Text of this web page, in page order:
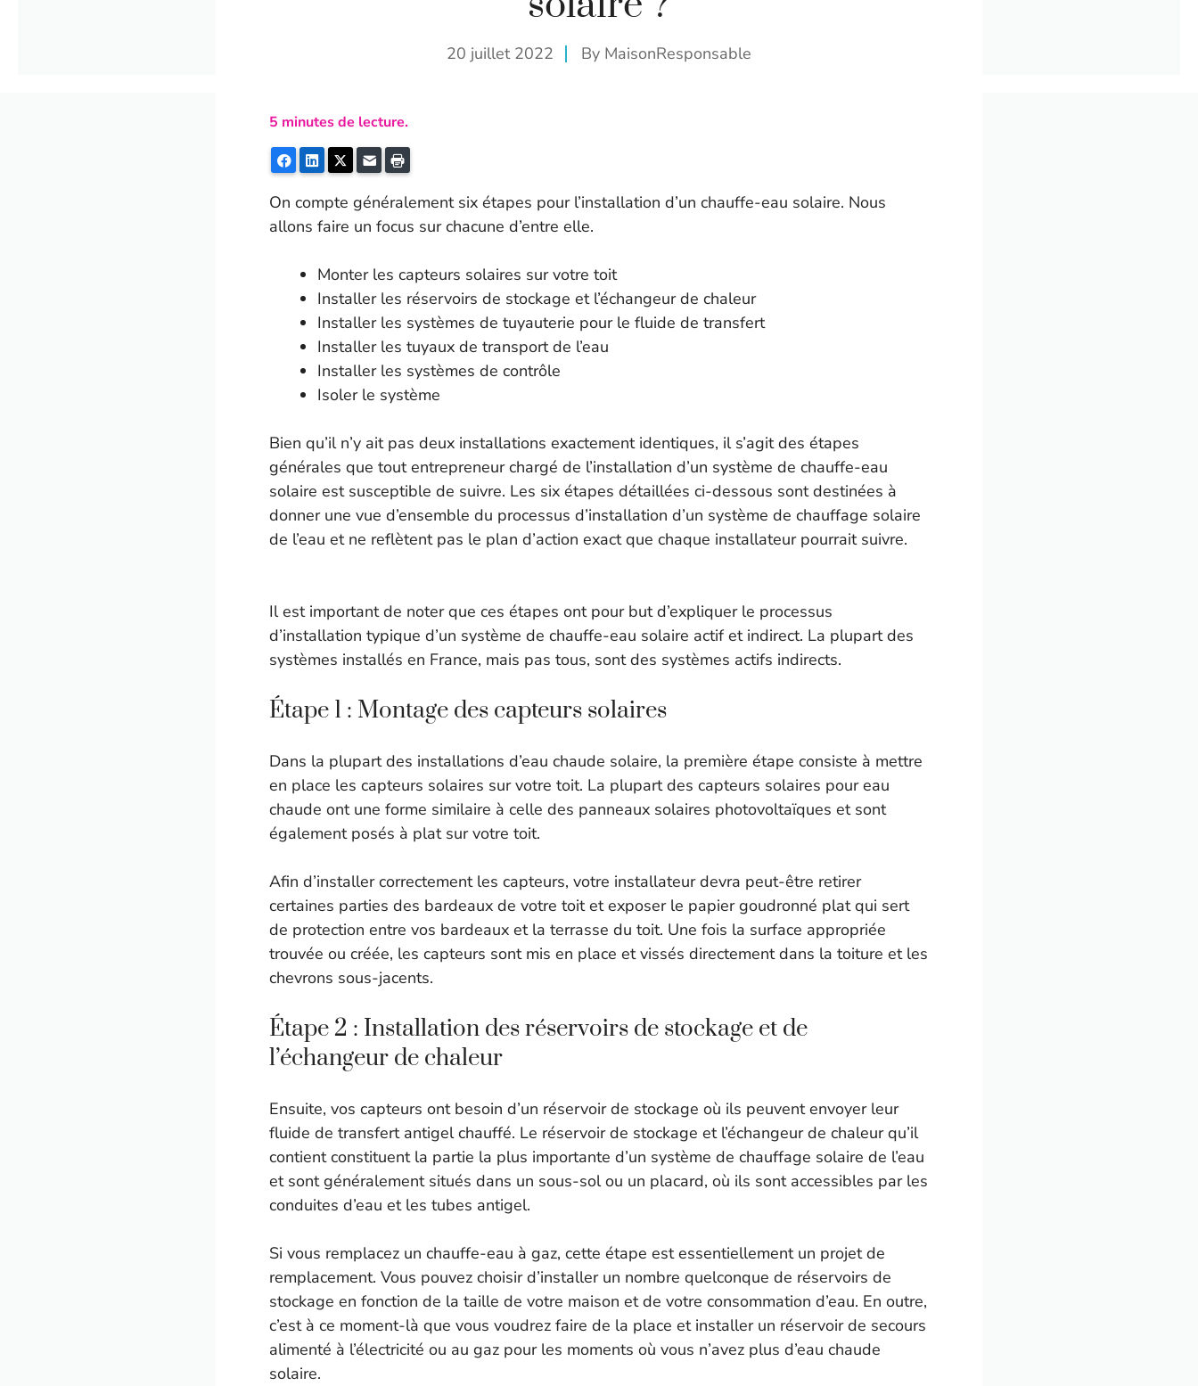
20 juillet 2022 By MaisonResponsable
5 minutes de lecture.
FacebookLinkedInTwitterE-mail
On compte généralement six étapes pour l’installation d’un chauffe-eau solaire. Nous
allons faire un focus sur chacune d’entre elle.
Monter les capteurs solaires sur votre toit
Installer les réservoirs de stockage et l’échangeur de chaleur
Installer les systèmes de tuyauterie pour le fluide de transfert
Installer les tuyaux de transport de l’eau
Installer les systèmes de contrôle
Isoler le système
Bien qu’il n’y ait pas deux installations exactement identiques, il s’agit des étapes
générales que tout entrepreneur chargé de l’installation d’un système de chauffe-eau
solaire est susceptible de suivre. Les six étapes détaillées ci-dessous sont destinées à
donner une vue d’ensemble du processus d’installation d’un système de chauffage solaire
de l’eau et ne reflètent pas le plan d’action exact que chaque installateur pourrait suivre.
Il est important de noter que ces étapes ont pour but d’expliquer le processus
d’installation typique d’un système de chauffe-eau solaire actif et indirect. La plupart des
systèmes installés en France, mais pas tous, sont des systèmes actifs indirects.
Étape 1 : Montage des capteurs solaires
Dans la plupart des installations d’eau chaude solaire, la première étape consiste à mettre
en place les capteurs solaires sur votre toit. La plupart des capteurs solaires pour eau
chaude ont une forme similaire à celle des panneaux solaires photovoltaïques et sont
également posés à plat sur votre toit.
Afin d’installer correctement les capteurs, votre installateur devra peut-être retirer
certaines parties des bardeaux de votre toit et exposer le papier goudronné plat qui sert
de protection entre vos bardeaux et la terrasse du toit. Une fois la surface appropriée
trouvée ou créée, les capteurs sont mis en place et vissés directement dans la toiture et les
chevrons sous-jacents.
Étape 2 : Installation des réservoirs de stockage et de
l’échangeur de chaleur
Ensuite, vos capteurs ont besoin d’un réservoir de stockage où ils peuvent envoyer leur
fluide de transfert antigel chauffé. Le réservoir de stockage et l’échangeur de chaleur qu’il
contient constituent la partie la plus importante d’un système de chauffage solaire de l’eau
et sont généralement situés dans un sous-sol ou un placard, où ils sont accessibles par les
conduites d’eau et les tubes antigel.
Si vous remplacez un chauffe-eau à gaz, cette étape est essentiellement un projet de
remplacement. Vous pouvez choisir d’installer un nombre quelconque de réservoirs de
stockage en fonction de la taille de votre maison et de votre consommation d’eau. En outre,
c’est à ce moment-là que vous voudrez faire de la place et installer un réservoir de secours
alimenté à l’électricité ou au gaz pour les moments où vous n’avez plus d’eau chaude
solaire.